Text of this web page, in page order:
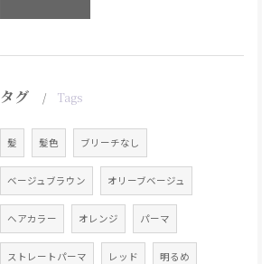
タグ Tags
髪 髪色 ブリーチなし
ベージュブラウン オリーブベージュ
ヘアカラー オレンジ パーマ
ストレートパーマ レッド 明るめ